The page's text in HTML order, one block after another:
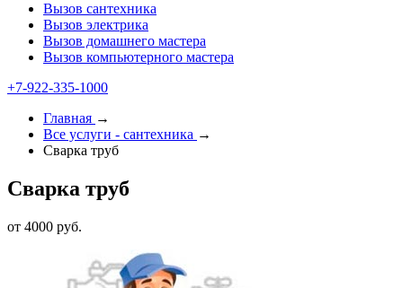
Вызов сантехника
Вызов электрика
Вызов домашнего мастера
Вызов компьютерного мастера
+7-922-335-2000
Главная →
Все услуги - cантехника →
Сварка труб
Сварка труб
от 4000 руб.